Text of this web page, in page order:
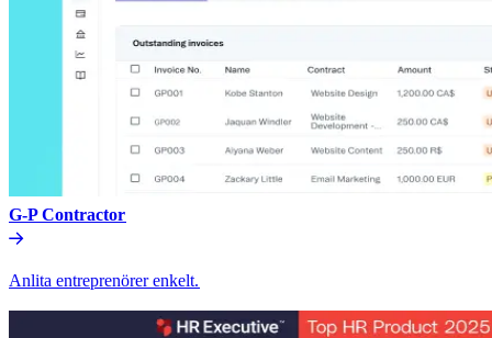
G-P Contractor​​
Anlita entreprenörer enkelt.​​